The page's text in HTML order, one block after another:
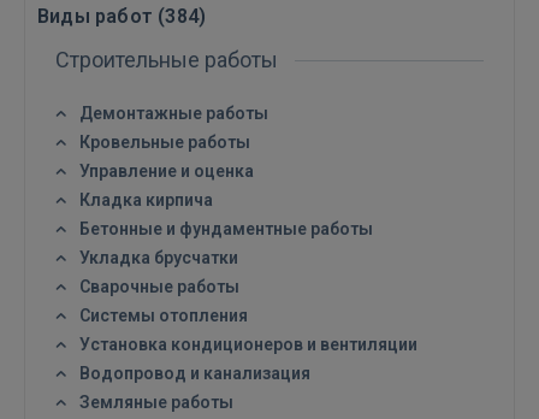
Виды работ (384)
Строительные работы
Демонтажные работы
Кровельные работы
Управление и оценка
Кладка кирпича
Бетонные и фундаментные работы
Укладка брусчатки
Сварочные работы
Системы отопления
Установка кондиционеров и вентиляции
Водопровод и канализация
Земляные работы